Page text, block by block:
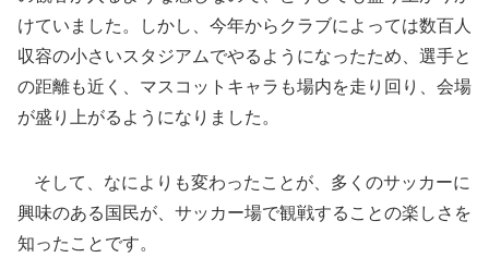
けていました。しかし、今年からクラブによっては数百人
収容の小さいスタジアムでやるようになったため、選手と
の距離も近く、マスコットキャラも場内を走り回り、会場
が盛り上がるようになりました。
そして、なによりも変わったことが、多くのサッカーに
興味のある国民が、サッカー場で観戦することの楽しさを
知ったことです。